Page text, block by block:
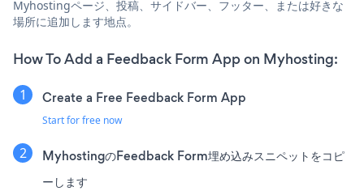
Myhostingページ、投稿、サイドバー、フッター、または好きな
場所に追加します地点。
How To Add a Feedback Form App on Myhosting:
Create a Free Feedback Form App
Start for free now
MyhostingのFeedback Form埋め込みスニペットをコピ
ーします